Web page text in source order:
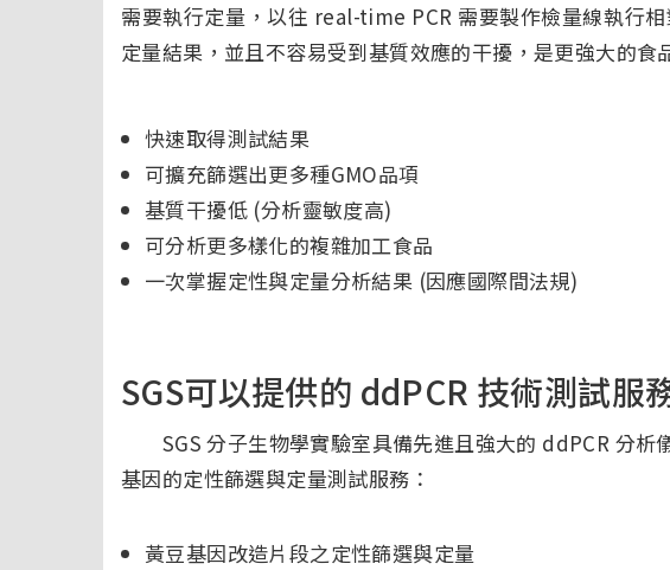
需要執行定量，以往 real-time PCR 需要製作檢量線執行
定量結果，並且不容易受到基質效應的干擾，是更強大的食
快速取得測試結果
可擴充篩選出更多種GMO品項
基質干擾低 (分析靈敏度高)
可分析更多樣化的複雜加工食品
一次掌握定性與定量分析結果 (因應國際間法規)
SGS可以提供的 ddPCR 技術測試服
SGS 分子生物學實驗室具備先進且強大的 ddPCR 分析
基因的定性篩選與定量測試服務：
黃豆基因改造片段之定性篩選與定量